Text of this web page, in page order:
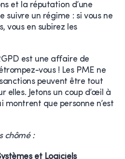
et la réputation d’une
suivre un régime : si vous ne
vous en subirez les
est une affaire de
vous ! Les PME ne
peuvent être tout
elles. Jetons un coup d’œil à
montrent que personne n’est
chômé :
et Logiciels